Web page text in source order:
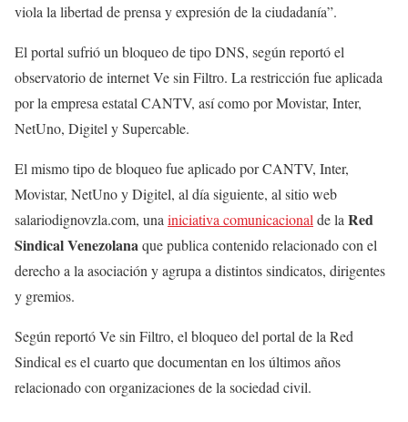
viola la libertad de prensa y expresión de la ciudadanía”.
El portal sufrió un bloqueo de tipo DNS, según reportó el
observatorio de internet Ve sin Filtro. La restricción fue aplicada
por la empresa estatal CANTV, así como por Movistar, Inter,
NetUno, Digitel y Supercable.
El mismo tipo de bloqueo fue aplicado por CANTV, Inter,
Movistar, NetUno y Digitel, al día siguiente, al sitio web
salariodignovzla.com, una iniciativa comunicacional de la Red
Sindical Venezolanaque publica contenido relacionado con el
derecho a la asociación y agrupa a distintos sindicatos, dirigentes
y gremios.
Según reportó Ve sin Filtro, el bloqueo del portal de la Red
Sindical es el cuarto que documentan en los últimos años
relacionado con organizaciones de la sociedad civil.